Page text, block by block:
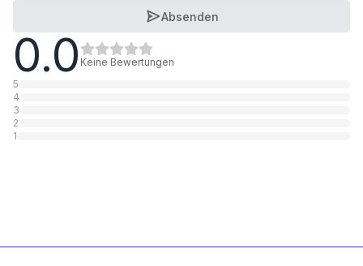
Aluminium - A2 rostfrei
1 Kategorie
A4 rostfrei - A4 rostfrei
Absenden
0.0 Keine Bewertungen
5
4
3
2
1